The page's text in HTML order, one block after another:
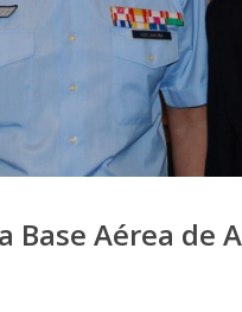
Base Aérea de